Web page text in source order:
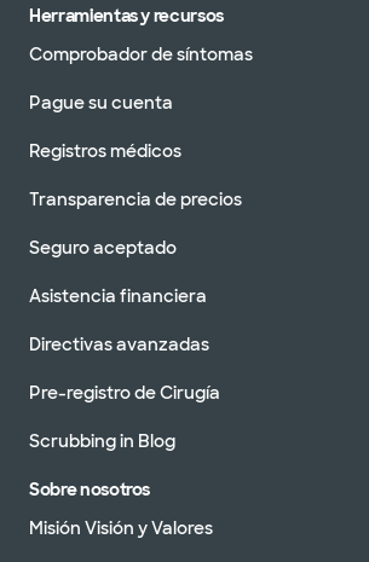
Herramientas y recursos
Comprobador de síntomas
Pague su cuenta
Registros médicos
Transparencia de precios
Seguro aceptado
Asistencia financiera
Directivas avanzadas
Pre-registro de Cirugía
Scrubbing in Blog
Sobre nosotros
Misión Visión y Valores